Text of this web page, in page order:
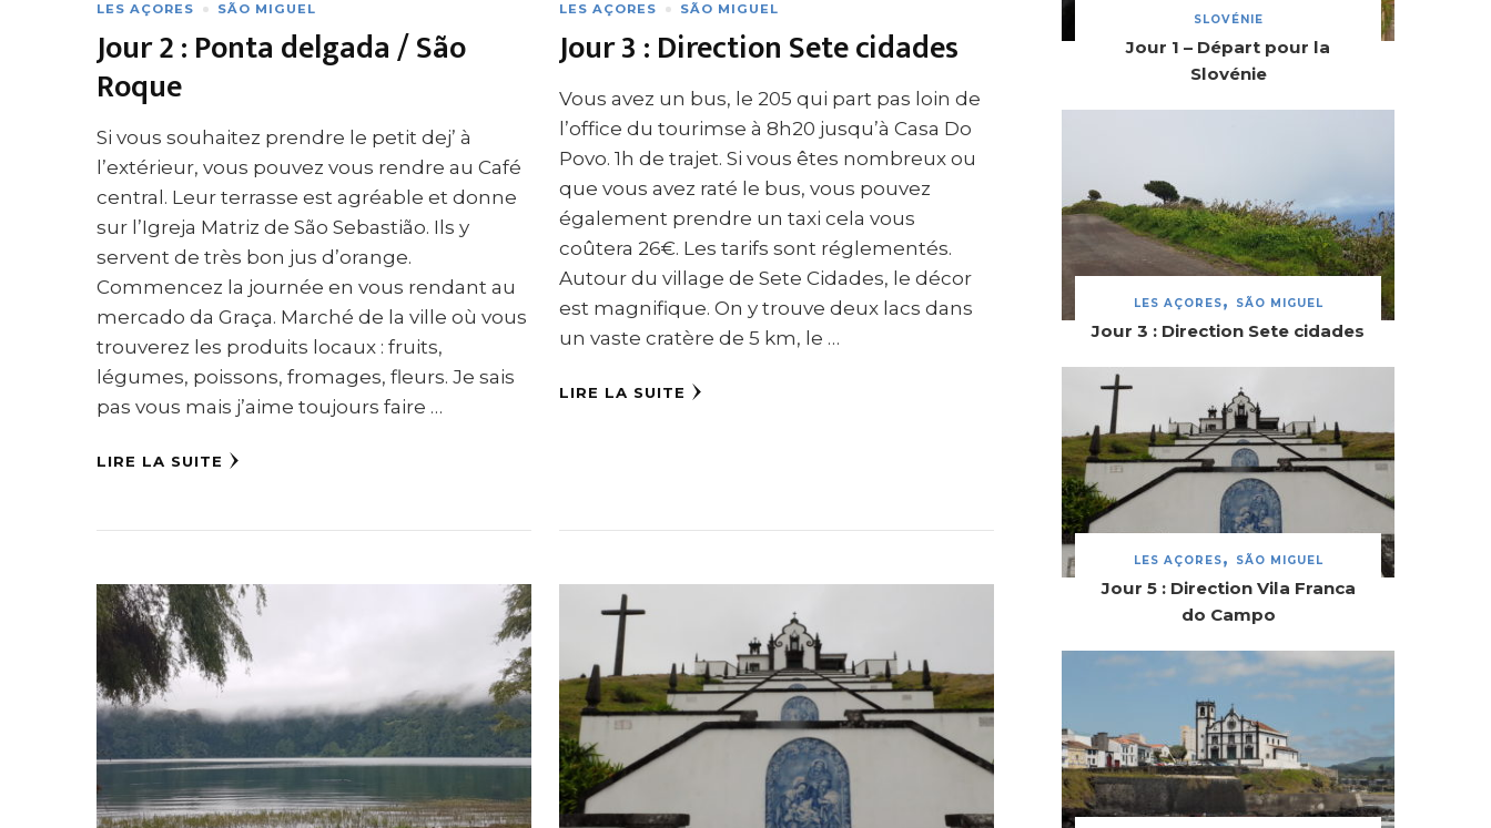
LES AÇORES SÃO MIGUEL
Jour 2 : Ponta delgada / São
Roque
Si vous souhaitez prendre le petit dej’ à
l’extérieur, vous pouvez vous rendre au Café
central. Leur terrasse est agréable et donne
sur l’Igreja Matriz de São Sebastião. Ils y
servent de très bon jus d’orange.
Commencez la journée en vous rendant au
mercado da Graça. Marché de la ville où vous
trouverez les produits locaux : fruits,
légumes, poissons, fromages, fleurs. Je sais
pas vous mais j’aime toujours faire …
LIRE LA SUITE
LES AÇORES SÃO MIGUEL
Jour 3 : Direction Sete cidades
Vous avez un bus, le 205 qui part pas loin de
l’office du tourimse à 8h20 jusqu’à Casa Do
Povo. 1h de trajet. Si vous êtes nombreux ou
que vous avez raté le bus, vous pouvez
également prendre un taxi cela vous
coûtera 26€. Les tarifs sont réglementés.
Autour du village de Sete Cidades, le décor
est magnifique. On y trouve deux lacs dans
un vaste cratère de 5 km, le …
LIRE LA SUITE
SLOVÉNIE
Jour 1 – Départ pour la
Slovénie
LES AÇORES SÃO MIGUEL
Jour 3 : Direction Sete cidades
LES AÇORES SÃO MIGUEL
Jour 5 : Direction Vila Franca
do Campo